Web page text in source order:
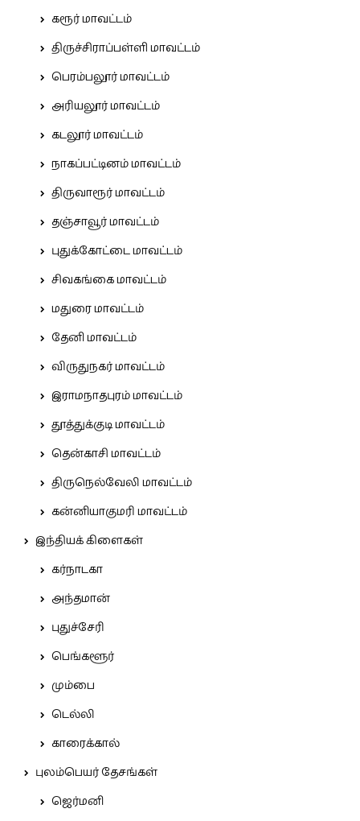
கரூர் மாவட்டம்
திருச்சிராப்பள்ளி மாவட்டம்
பெரம்பலூர் மாவட்டம்
அரியலூர் மாவட்டம்
கடலூர் மாவட்டம்
நாகப்பட்டினம் மாவட்டம்
திருவாரூர் மாவட்டம்
தஞ்சாவூர் மாவட்டம்
புதுக்கோட்டை மாவட்டம்
சிவகங்கை மாவட்டம்
மதுரை மாவட்டம்
தேனி மாவட்டம்
விருதுநகர் மாவட்டம்
இராமநாதபுரம் மாவட்டம்
தூத்துக்குடி மாவட்டம்
தென்காசி மாவட்டம்
திருநெல்வேலி மாவட்டம்
கன்னியாகுமரி மாவட்டம்
இந்தியக் கிளைகள்
கர்நாடகா
அந்தமான்
புதுச்சேரி
பெங்களூர்
மும்பை
டெல்லி
காரைக்கால்
புலம்பெயர் தேசங்கள்
ஜெர்மனி